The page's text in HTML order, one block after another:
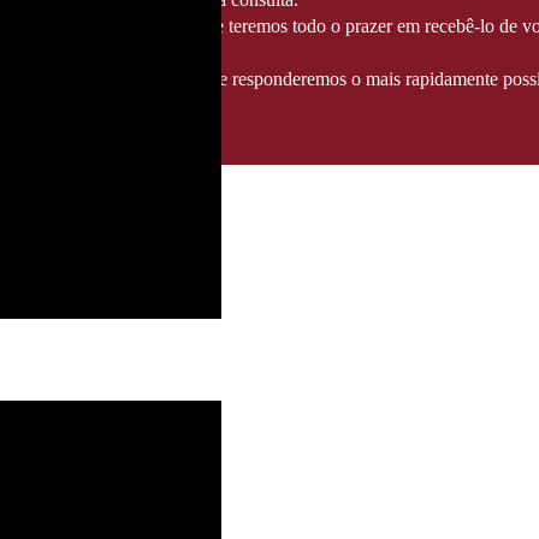
, altura em que teremos todo o prazer em recebê-lo de
info@fozgourmet.com e responderemos o mais rapidamente